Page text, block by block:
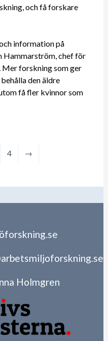
och få forskare
information på
Hammarström, chef för
forskning som ger
den äldre
få fler kvinnor som
4 →
Holmgren